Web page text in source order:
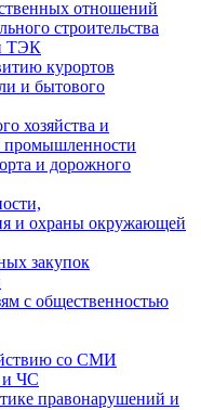
отношений
строительства
ТЭК
курортов
и бытового
хозяйства и
промышленности
и дорожного
и охраны окружающей
закупок
с общественностью
со СМИ
и ЧС
правонарушений и